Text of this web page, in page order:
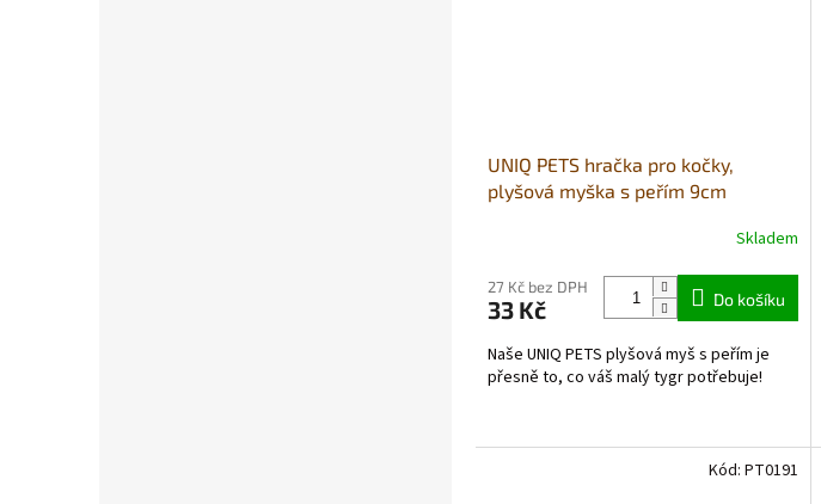
UNIQ PETS hračka pro kočky,
plyšová myška s peřím 9cm
Skladem
27 Kč bez DPH
33 Kč Do košíku
Naše UNIQ PETS plyšová myš s peřím je
přesně to, co váš malý tygr potřebuje!
Kód: PT0191